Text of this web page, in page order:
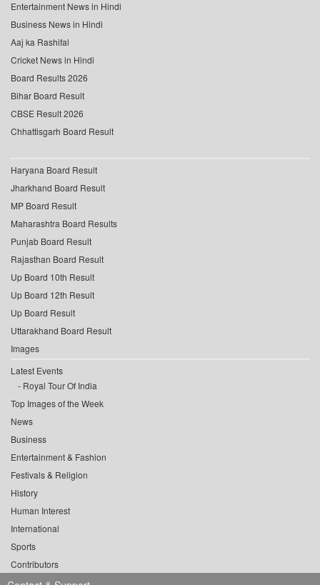
Entertainment News in Hindi
Business News in Hindi
Aaj ka Rashifal
Cricket News in Hindi
Board Results 2026
Bihar Board Result
CBSE Result 2026
Chhattisgarh Board Result
Haryana Board Result
Jharkhand Board Result
MP Board Result
Maharashtra Board Results
Punjab Board Result
Rajasthan Board Result
Up Board 10th Result
Up Board 12th Result
Up Board Result
Uttarakhand Board Result
Images
Latest Events
Royal Tour Of India
Top Images of the Week
News
Business
Entertainment & Fashion
Festivals & Religion
History
Human Interest
International
Sports
Contributors